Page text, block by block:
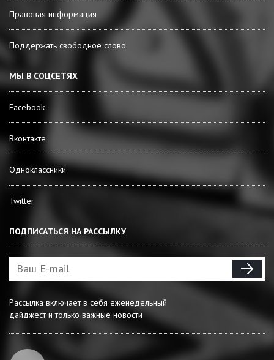
Правовая информация
Поддержать свободное слово
МЫ В СОЦСЕТЯХ
Facebook
Вконтакте
Одноклассники
Twitter
ПОДПИСАТЬСЯ НА РАССЫЛКУ
Рассылка включает в себя еженедельный
дайджест и только важные новости